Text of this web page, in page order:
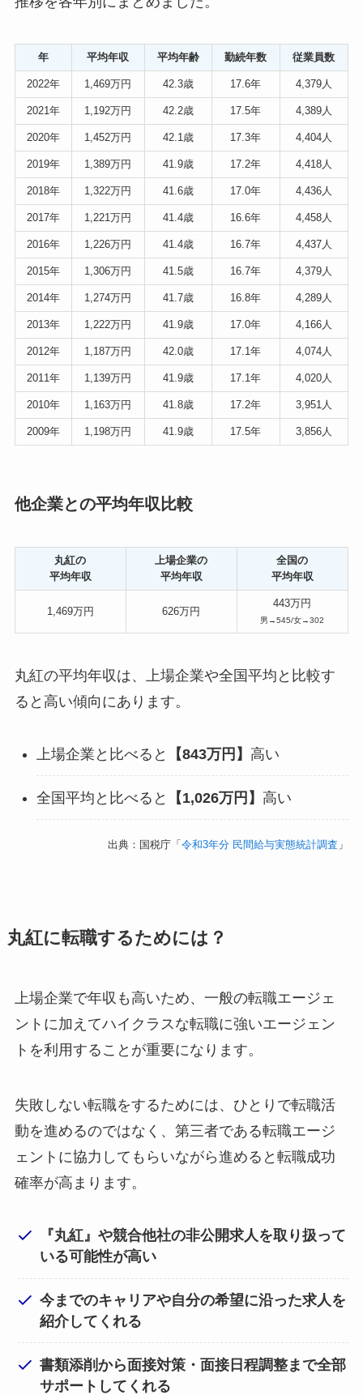
年 平均年収 平均年齢 勤続年数 従業員数
2022年 1,469万円 42.3歳 17.6年 4,379人
2021年 1,192万円 42.2歳 17.5年 4,389人
2020年 1,452万円 42.1歳 17.3年 4,404人
2019年 1,389万円 41.9歳 17.2年 4,418人
2018年 1,322万円 41.6歳 17.0年 4,436人
2017年 1,221万円 41.4歳 16.6年 4,458人
2016年 1,226万円 41.4歳 16.7年 4,437人
2015年 1,306万円 41.5歳 16.7年 4,379人
2014年 1,274万円 41.7歳 16.8年 4,289人
2013年 1,222万円 41.9歳 17.0年 4,166人
2012年 1,187万円 42.0歳 17.1年 4,074人
2011年 1,139万円 41.9歳 17.1年 4,020人
2010年 1,163万円 41.8歳 17.2年 3,951人
2009年 1,198万円 41.9歳 17.5年 3,856人
他企業との平均年収比較
丸紅の
平均年収
上場企業の
平均年収
全国の
平均年収
1,469万円 626万円
443万円
男→545/女→302
丸紅の平均年収は、上場企業や全国平均と比較す
ると高い傾向にあります。
上場企業と比べると 【843万円】 高い
全国平均と比べると 【1,026万円】 高い
出典：国税庁「令和3年分 民間給与実態統計調査 」
丸紅に転職するためには？
上場企業で年収も高いため、一般の転職エージェ
ントに加えてハイクラスな転職に強いエージェン
トを利用することが重要になります。
失敗しない転職をするためには、ひとりで転職活
動を進めるのではなく、第三者である転職エージ
ェントに協力してもらいながら進めると転職成功
確率が高まります。
『丸紅』や競合他社の非公開求人を取り扱って
いる可能性が高い
今までのキャリアや自分の希望に沿った求人を
紹介してくれる
書類添削から面接対策・面接日程調整まで全部
サポートしてくれる